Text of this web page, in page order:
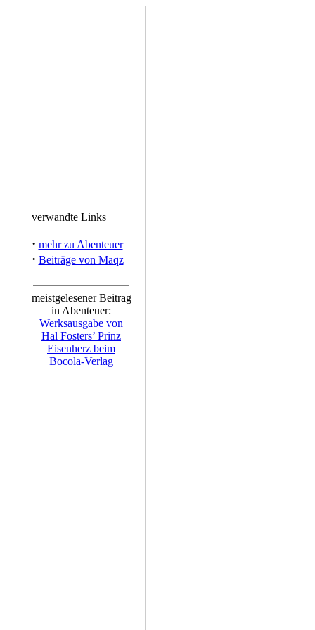
verwandte Links
· mehr zu Abenteuer
· Beiträge von Maqz
meistgelesener Beitrag
in Abenteuer:
Werksausgabe von
Hal Fosters’ Prinz
Eisenherz beim
Bocola-Verlag